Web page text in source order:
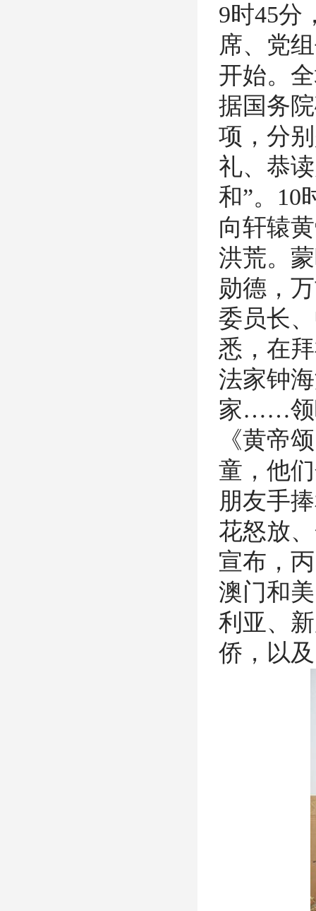
9时45分
席、党
开始。
据国务
项，分
礼、恭
和”。 10
向轩辕
洪荒。
勋德，
委员长
悉，在
法家钟
家……领
《黄帝
童，他
朋友手
花怒放
宣布，
澳门和
利亚、
侨，以